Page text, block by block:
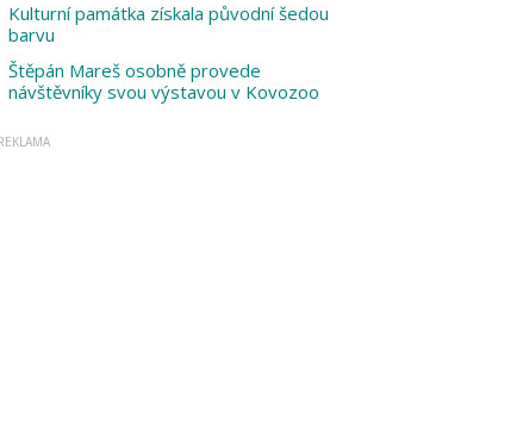
Kulturní památka získala původní šedou
barvu
Štěpán Mareš osobně provede
návštěvníky svou výstavou v Kovozoo